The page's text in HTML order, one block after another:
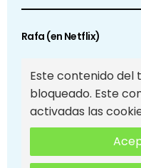
Rafa (en Netflix)
Este contenido del
bloqueado. Este
activadas las